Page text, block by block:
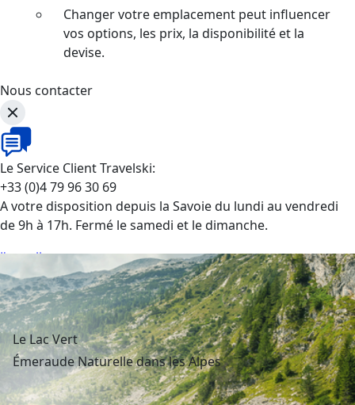
Changer votre emplacement peut influencer
vos options, les prix, la disponibilité et la
devise.
Nous contacter
Le Service Client Travelski:
+33 (0)4 79 96 30 69
A votre disposition depuis la Savoie du lundi au vendredi
de 9h à 17h. Fermé le samedi et le dimanche.
J'appelle
Le Lac Vert
Émeraude Naturelle dans les Alpes